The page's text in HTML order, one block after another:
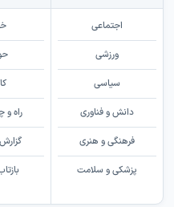
اجتماعی
ورزشی
سیاسی
دانش و فناوری
فرهنگی و هنری
پزشکی و سلامت
راه و